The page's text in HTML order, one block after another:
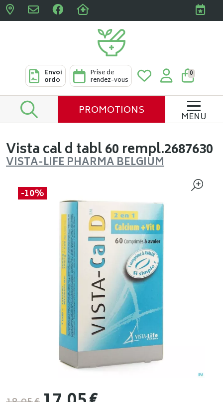
Pharmacies Clabots &
Envoi
ordo
Prise de
rendez-vous
0
PROMOTIONS MENU
Vista cal d tabl 60 rempl.2687630
VISTA-LIFE PHARMA BELGIUM
-10%